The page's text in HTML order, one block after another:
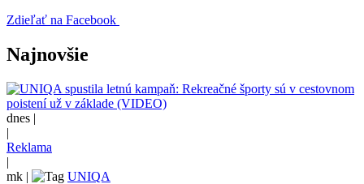
Zdieľať na Facebook
Najnovšie
dnes |
|
Reklama
|
mk | UNIQA